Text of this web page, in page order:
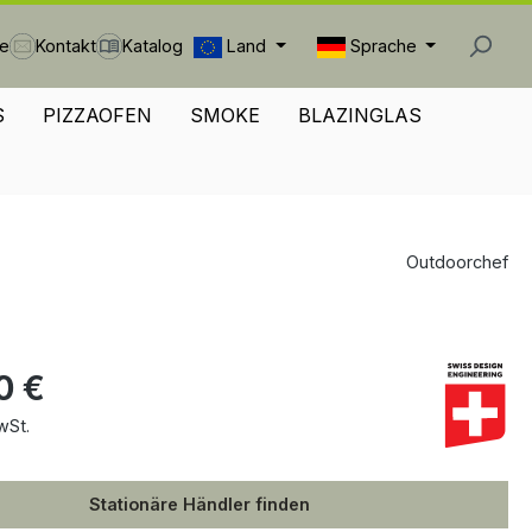
Kontakt Katalog Land Sprache
PIZZAOFEN SMOKE BLAZINGLAS
Outdoorchef
€
Stationäre Händler finden